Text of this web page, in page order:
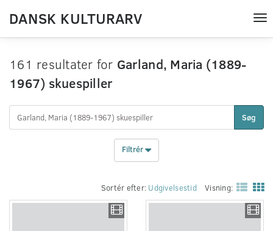
DANSK KULTURARV
161 resultater for Garland, Maria (1889-
1967) skuespiller
Søg
Filtrér
Sortér efter: Udgivelsestid Visning: